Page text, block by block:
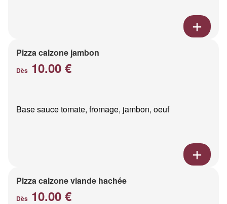
Pizza calzone jambon
Dès 10.00 €
Base sauce tomate, fromage, jambon, oeuf
Pizza calzone viande hachée
Dès 10.00 €